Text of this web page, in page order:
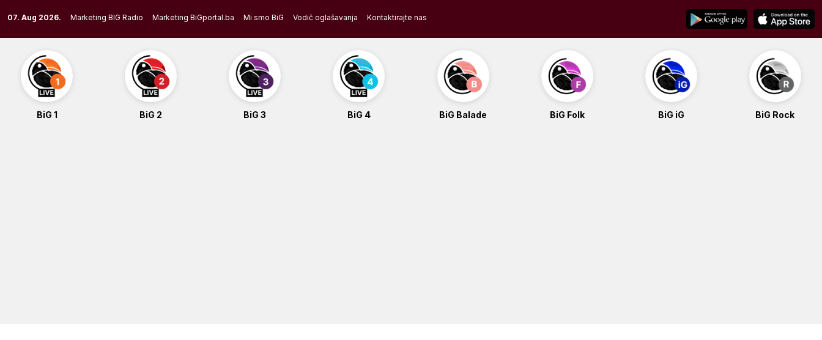
to
content
07. Aug 2026. Marketing BIG Radio Marketing BiGportal.ba Mi smo BiG Vodič oglašavanja Kontaktirajte nas
BiG 1 BiG 2 BiG 3 BiG 4 BiG Balade BiG Folk BiG iG BiG Rock